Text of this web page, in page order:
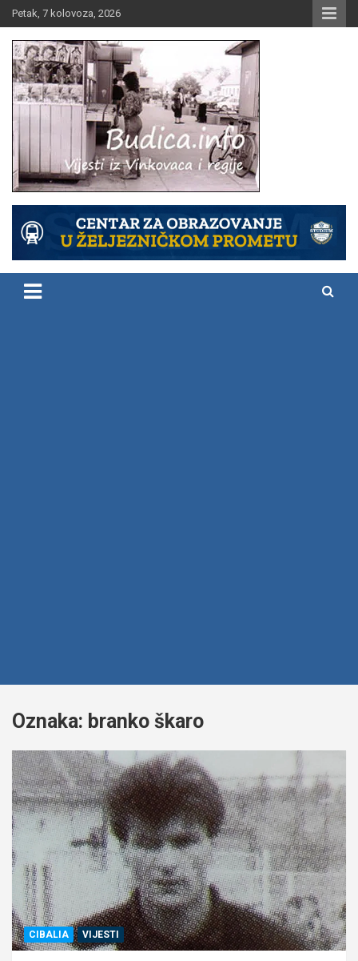
Skip
to
content
Petak, 7 kolovoza, 2026
Budica.info
Oznaka: branko škaro
CIBALIA VIJESTI